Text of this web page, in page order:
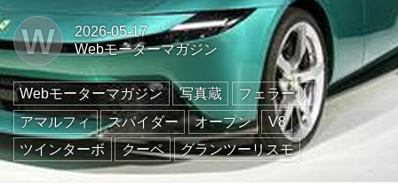
W
2026-05-17
Webモーターマガジン
Webモーターマガジン 写真蔵
フェラーリ
アマルフィ
スパイダー オープン
V8
ツインターボ
クーペ グランツーリスモ